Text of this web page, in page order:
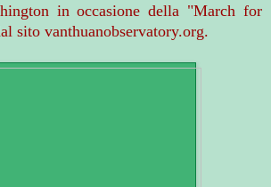
in occasione della "March for
sito vanthuanobservatory.org.